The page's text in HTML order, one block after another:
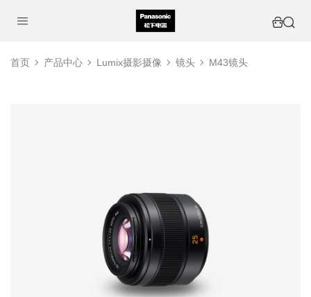
首页 产品中心 Lumix摄影摄像 镜头 M43镜头